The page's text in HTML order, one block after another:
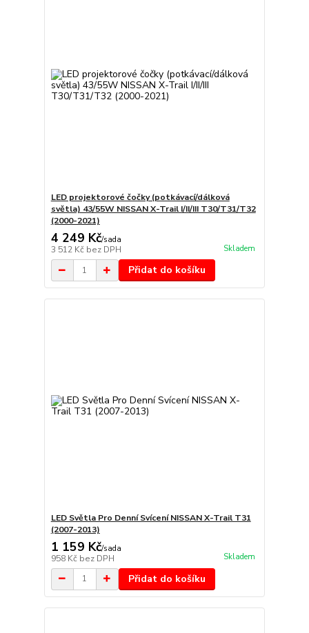
LED projektorové čočky (potkávací/dálková
světla) 43/55W NISSAN X-Trail I/II/III T30/T31/T32
(2000-2021)
4 249 Kč/sada
3 512 Kč bez DPH Skladem
Přidat do košíku
LED Světla Pro Denní Svícení NISSAN X-Trail T31
(2007-2013)
1 159 Kč/sada
958 Kč bez DPH Skladem
Přidat do košíku